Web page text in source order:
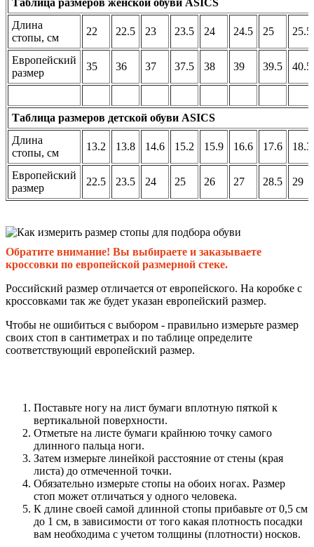
Длина
стопы, см
22 22.5 23 23.5 24 24.5 25 25.5
Европейский
размер
35 36 37 37.5 38 39 39.5 40.5
Таблица размеров детской обуви ASICS
Длина
стопы, см
13.2 13.8 14.6 15.2 15.9 16.6 17.6 18.3
Европейский
размер
22.5 23.5 24 25 26 27 28.5 29
Обратите внимание! Вы выбираете и заказываете
кроссовки по европейской размерной стеке.
Российский размер отличается от европейского. На коробке с
кроссовками так же будет указан европейский размер.
Чтобы не ошибиться с выбором - правильно измерьте размер
своих стоп в сантиметрах и по таблице определите
соответствующий европейский размер.
Поставьте ногу на лист бумаги вплотную пяткой к
вертикальной поверхности.
Отметьте на листе бумаги крайнюю точку самого
длинного пальца ноги.
Затем измерьте линейкой расстояние от стены (края
листа) до отмеченной точки.
Обязательно измерьте стопы на обоих ногах. Размер
стоп может отличаться у одного человека.
К длине своей самой длинной стопы прибавьте от 0,5 см
до 1 см, в зависимости от того какая плотность посадки
вам необходима с учетом толщины (плотности) носков.